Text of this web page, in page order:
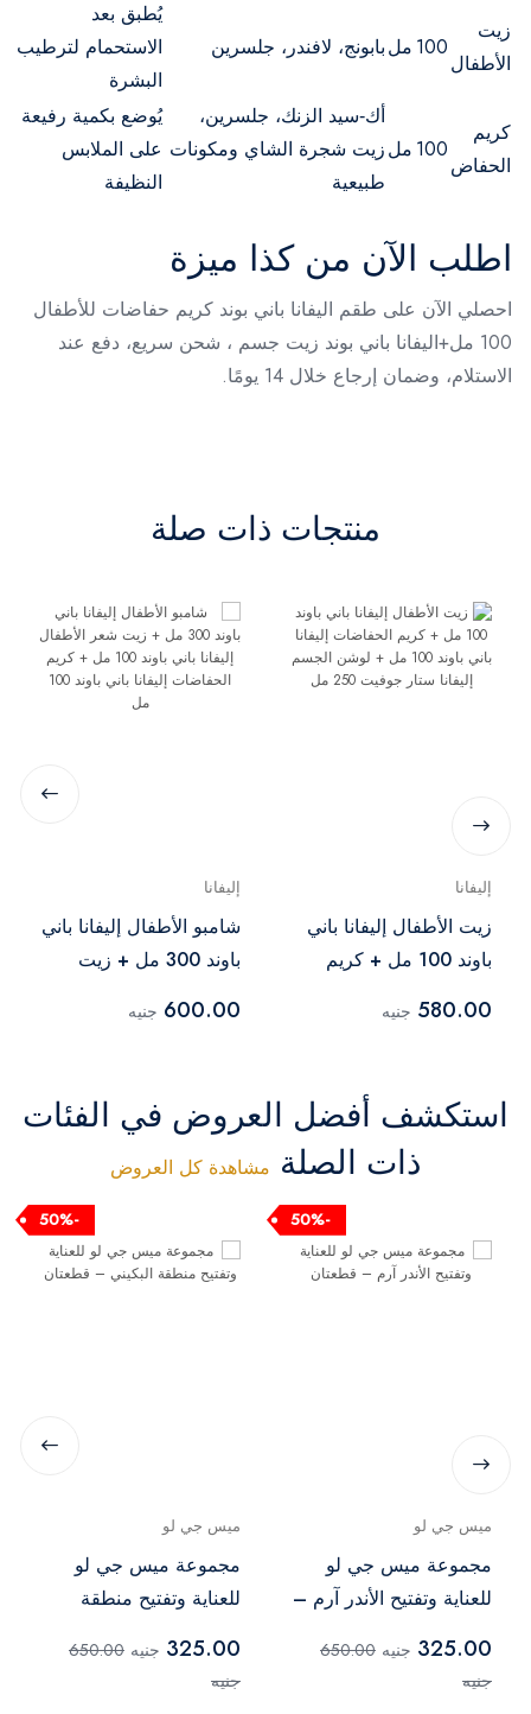
زيت
الأطفال
100 مل بابونج، لافندر، جلسرين
يُطبق بعد
الاستحمام لترطيب
البشرة
كريم
الحفاض
100 مل
أك‑سيد الزنك، جلسرين،
زيت شجرة الشاي ومكونات
طبيعية
يُوضع بكمية رفيعة
على الملابس
النظيفة
اطلب الآن من كذا ميزة
احصلي الآن على طقم اليفانا باني بوند كريم حفاضات للأطفال
100 مل+اليفانا باني بوند زيت جسم ، شحن سريع، دفع عند
الاستلام، وضمان إرجاع خلال 14 يومًا.
منتجات ذات صلة
إليفانا
زيت الأطفال إليفانا باني
باوند 100 مل + كريم
باوند 100 مل + لوشن
580.00 جنيه
إليفانا
شامبو الأطفال إليفانا باني
باوند 300 مل + زيت
باوند 100 مل + كريم
600.00 جنيه
استكشف أفضل العروض في الفئات
ذات الصلة مشاهدة كل العروض
-50%
ميس جي لو
مجموعة ميس جي لو
للعناية وتفتيح الأندر آرم –
325.00 جنيه 650.00
جنيه
-50%
ميس جي لو
مجموعة ميس جي لو
للعناية وتفتيح منطقة
325.00 جنيه 650.00
جنيه